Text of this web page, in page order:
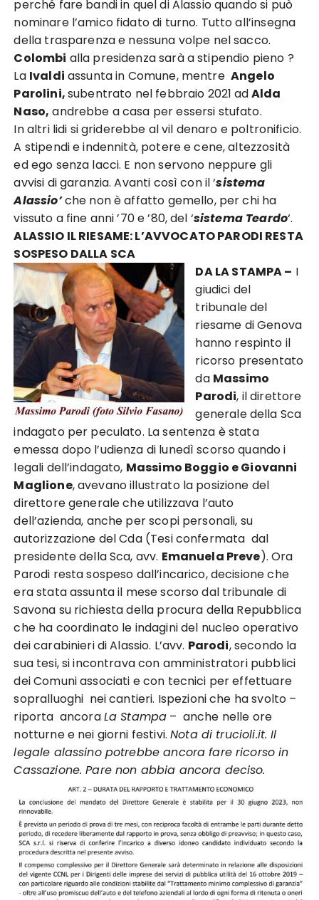
perché fare bandi in quel di Alassio quando si può
nominare l’amico fidato di turno. Tutto all’insegna
della trasparenza e nessuna volpe nel sacco.
Colombi alla presidenza sarà a stipendio pieno ?
La Ivaldi assunta in Comune, mentreAngelo
Parolini,subentrato nel febbraio 2021 adAlda
Naso, andrebbe a casa per essersi stufato.
In altri lidi si griderebbe al vil denaro e poltronificio.
A stipendi e indennità, potere e cene, altezzosità
ed ego senza lacci. E non servono neppure gli
avvisi di garanzia. Avanti così con il ‘sistema
Alassio’che non è affatto gemello, per chi ha
vissuto a fine anni ’70 e ’80, del ‘sistema Teardo‘.
ALASSIO IL RIESAME: L’AVVOCATO PARODI RESTA
SOSPESO DALLA SCA
DA LA STAMPA – I
giudici del
tribunale del
riesame di Genova
hanno respinto il
ricorso presentato
da Massimo
Parodi, il direttore
generale della Sca
indagato per peculato. La sentenza è stata
emessa dopo l’udienza di lunedì scorso quando i
legali dell’indagato, Massimo Boggio e Giovanni
Maglione, avevano illustrato la posizione del
direttore generale che utilizzava l’auto
dell’azienda, anche per scopi personali, su
autorizzazione del Cda (Tesi confermata dal
presidente della Sca, avv. Emanuela Preve). Ora
Parodi resta sospeso dall’incarico, decisione che
era stata assunta il mese scorso dal tribunale di
Savona su richiesta della procura della Repubblica
che ha coordinato le indagini del nucleo operativo
dei carabinieri di Alassio. L’avv. Parodi, secondo la
sua tesi, si incontrava con amministratori pubblici
dei Comuni associati e con tecnici per effettuare
sopralluoghi nei cantieri. Ispezioni che ha svolto –
riporta ancoraLa Stampa – anche nelle ore
notturne e nei giorni festivi.Nota di trucioli.it. Il
legale alassino potrebbe ancora fare ricorso in
Cassazione. Pare non abbia ancora deciso.